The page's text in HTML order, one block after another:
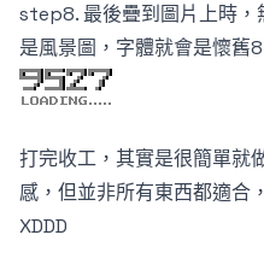
step8. 最後疊到圖片上時，
是風景圖，字體就會是懷舊
打完收工，其實是很簡單就
感，但並非所有東西都適合
XDDD